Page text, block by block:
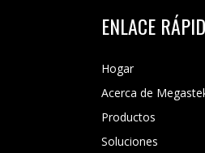
ENLACE
Hogar
Acerca de
Productos
Soluciones